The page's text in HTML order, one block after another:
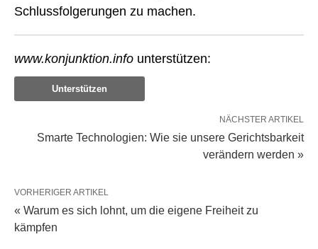
Schlussfolgerungen zu machen.
www.konjunktion.info unterstützen:
Unterstützen
NÄCHSTER ARTIKEL
Smarte Technologien: Wie sie unsere Gerichtsbarkeit
verändern werden »
VORHERIGER ARTIKEL
« Warum es sich lohnt, um die eigene Freiheit zu
kämpfen